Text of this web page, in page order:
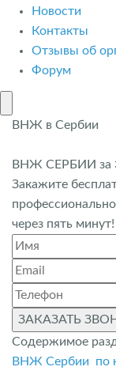
Новости
Контакты
Отзывы об
Форум
ВНЖ в Сербии
ВНЖ СЕРБИИ за
Закажите
через пять минут!
ЗАКАЗАТЬ
Содержимое
ВНЖ Сербии по